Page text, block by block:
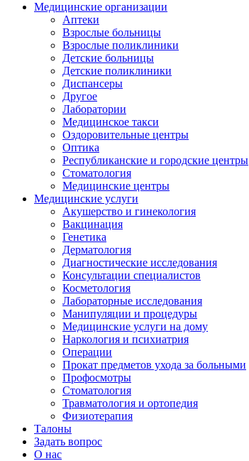
Медицинские организации
Аптеки
Взрослые больницы
Взрослые поликлиники
Детские больницы
Детские поликлиники
Диспансеры
Другое
Лаборатории
Медицинское такси
Оздоровительные центры
Оптика
Республиканские и городские центры
Стоматология
Медицинские центры
Медицинские услуги
Акушерство и гинекология
Вакцинация
Генетика
Дерматология
Диагностические исследования
Консультации специалистов
Косметология
Лабораторные исследования
Манипуляции и процедуры
Медицинские услуги на дому
Наркология и психиатрия
Операции
Прокат предметов ухода за больными
Профосмотры
Стоматология
Травматология и ортопедия
Физиотерапия
Талоны
Задать вопрос
О нас